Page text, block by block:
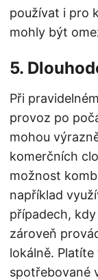
používat i pro
mohly být
5.
Při
provoz po
mohou
komerčních
možnost
například
případech,
zároveň
lokálně.
spotřebované